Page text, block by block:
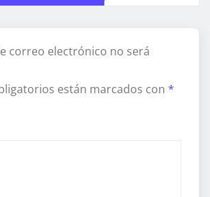
correo electrónico no será
están marcados con *